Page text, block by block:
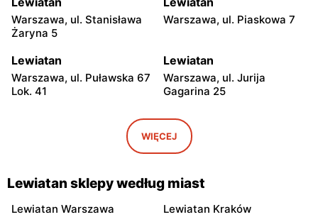
Warszawa, ul. Stanisława
Żaryna 5
Warszawa, ul. Piaskowa 7
Lewiatan
Warszawa, ul. Puławska 67
Lok. 41
Lewiatan
Warszawa, ul. Jurija
Gagarina 25
Warszawa, ul. Egipska 4
Lewiatan
Warszawa, ul. Elbląska 37
Warszawa, ul. Erazma
Warszawa, ul.
Międzyborska 48
WIĘCEJ
Lewiatan sklepy według miast
Lewiatan Warszawa
Lewiatan Kraków